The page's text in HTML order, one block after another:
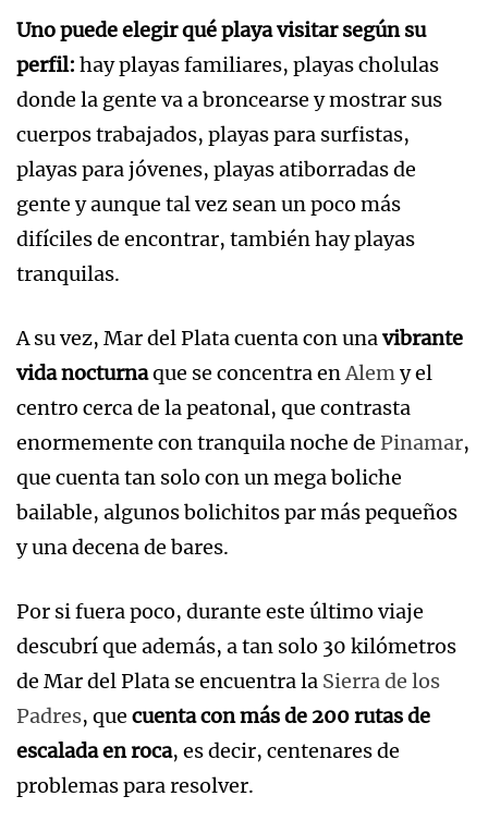
Uno puede elegir qué playa visitar según su
perfil: hay playas familiares, playas cholulas
donde la gente va a broncearse y mostrar sus
cuerpos trabajados, playas para surfistas,
playas para jóvenes, playas atiborradas de
gente y aunque tal vez sean un poco más
difíciles de encontrar, también hay playas
tranquilas.
A su vez, Mar del Plata cuenta con unavibrante
vida nocturnaque se concentra enAlemy el
centro cerca de la peatonal, que contrasta
enormemente con tranquila noche de Pinamar,
que cuenta tan solo con un mega boliche
bailable, algunos bolichitos par más pequeños
y una decena de bares.
Por si fuera poco, durante este último viaje
descubrí que además, a tan solo 30 kilómetros
de Mar del Plata se encuentra la Sierra de los
Padres, que cuenta con más de 200 rutas de
escalada en roca, es decir, centenares de
problemas para resolver.